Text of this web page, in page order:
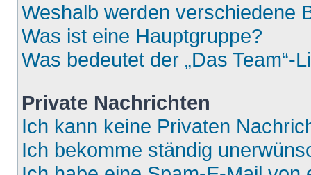
Weshalb werden verschiedene
Was ist eine Hauptgruppe?
Was bedeutet der „Das Team“-
Private Nachrichten
Ich kann keine Privaten
Ich bekomme ständig